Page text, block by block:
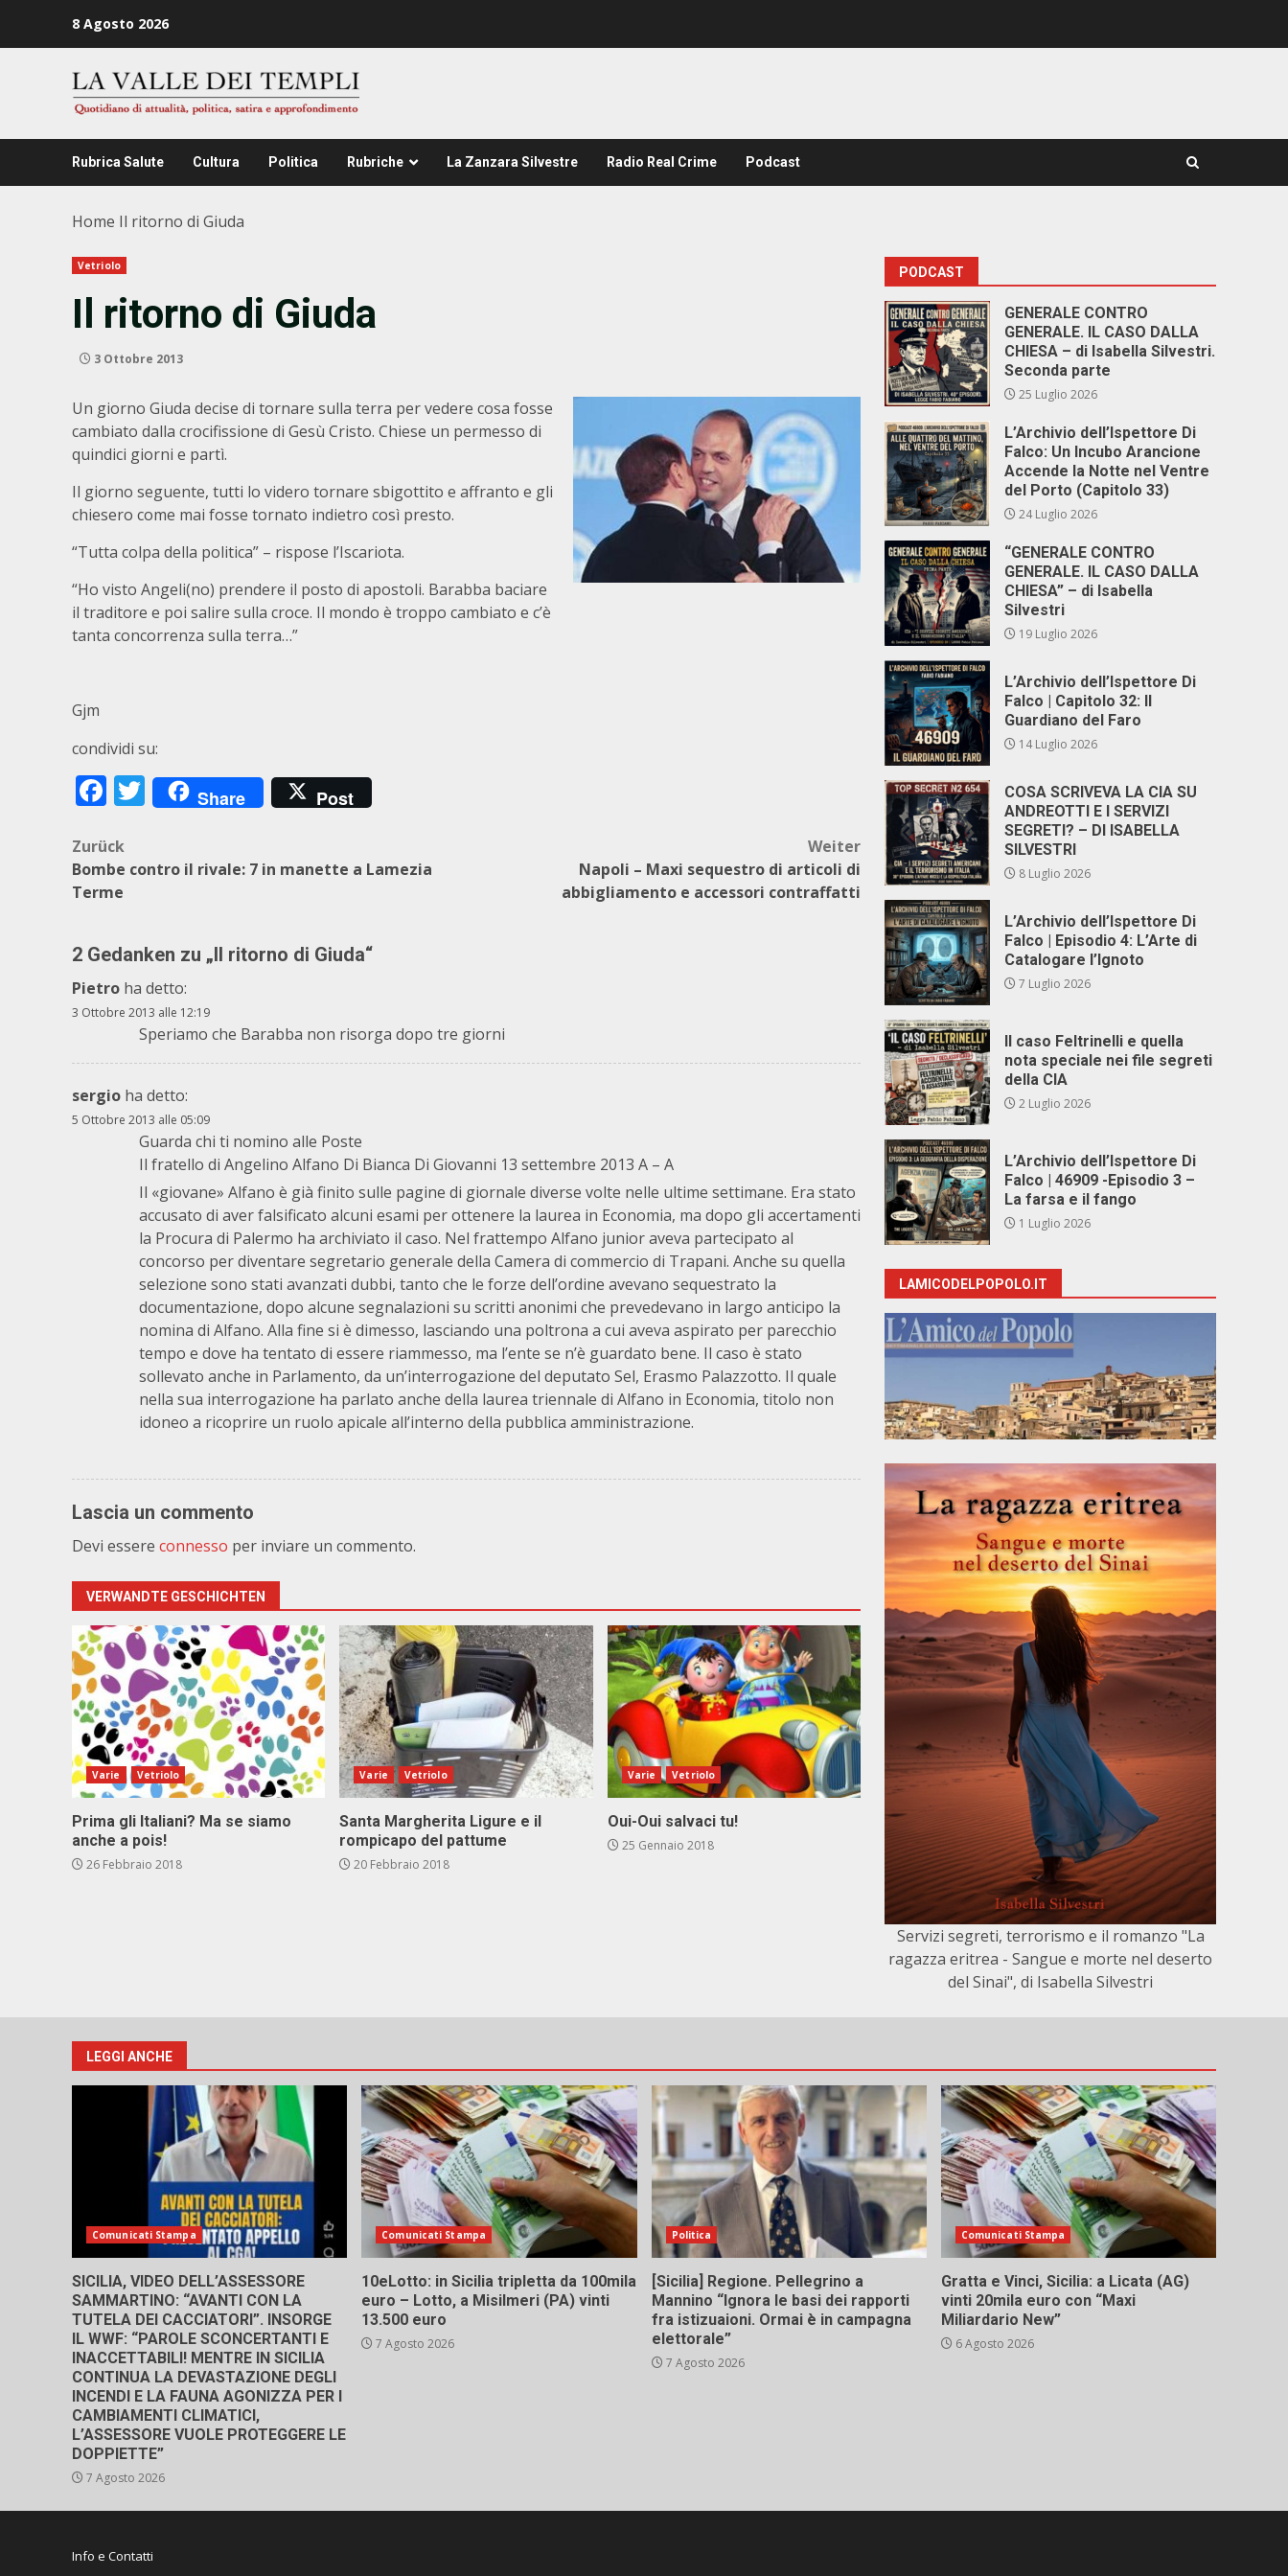
8 Agosto 2026
Rubrica Salute Cultura Politica Rubriche La Zanzara Silvestre Radio Real Crime Podcast
Home Il ritorno di Giuda
Vetriolo
Il ritorno di Giuda
3 Ottobre 2013
Un giorno Giuda decise di tornare sulla terra per vedere cosa fosse
cambiato dalla crocifissione di Gesù Cristo. Chiese un permesso di
quindici giorni e partì.
Il giorno seguente, tutti lo videro tornare sbigottito e affranto e gli
chiesero come mai fosse tornato indietro così presto.
“Tutta colpa della politica” – rispose l’Iscariota.
“Ho visto Angeli(no) prendere il posto di apostoli. Barabba baciare
il traditore e poi salire sulla croce. Il mondo è troppo cambiato e c’è
tanta concorrenza sulla terra…”
Gjm
condividi su:
Facebook
Twitter
Share Post
Beitragsnavigation
Zurück
Bombe contro il rivale: 7 in manette a Lamezia
Terme
Weiter
Napoli – Maxi sequestro di articoli di
abbigliamento e accessori contraffatti
2 Gedanken zu „Il ritorno di Giuda“
Pietro ha detto:
3 Ottobre 2013 alle 12:19
Speriamo che Barabba non risorga dopo tre giorni
sergio ha detto:
5 Ottobre 2013 alle 05:09
Guarda chi ti nomino alle Poste
Il fratello di Angelino Alfano Di Bianca Di Giovanni 13 settembre 2013 A – A
Il «giovane» Alfano è già finito sulle pagine di giornale diverse volte nelle ultime settimane. Era stato
accusato di aver falsificato alcuni esami per ottenere la laurea in Economia, ma dopo gli accertamenti
la Procura di Palermo ha archiviato il caso. Nel frattempo Alfano junior aveva partecipato al
concorso per diventare segretario generale della Camera di commercio di Trapani. Anche su quella
selezione sono stati avanzati dubbi, tanto che le forze dell’ordine avevano sequestrato la
documentazione, dopo alcune segnalazioni su scritti anonimi che prevedevano in largo anticipo la
nomina di Alfano. Alla fine si è dimesso, lasciando una poltrona a cui aveva aspirato per parecchio
tempo e dove ha tentato di essere riammesso, ma l’ente se n’è guardato bene. Il caso è stato
sollevato anche in Parlamento, da un’interrogazione del deputato Sel, Erasmo Palazzotto. Il quale
nella sua interrogazione ha parlato anche della laurea triennale di Alfano in Economia, titolo non
idoneo a ricoprire un ruolo apicale all’interno della pubblica amministrazione.
Lascia un commento
Devi essere connesso per inviare un commento.
VERWANDTE GESCHICHTEN
Varie Vetriolo
Prima gli Italiani? Ma se siamo
anche a pois!
26 Febbraio 2018
Varie Vetriolo
Santa Margherita Ligure e il
rompicapo del pattume
20 Febbraio 2018
Varie Vetriolo
Oui-Oui salvaci tu!
25 Gennaio 2018
PODCAST
GENERALE CONTRO
GENERALE. IL CASO DALLA
CHIESA – di Isabella Silvestri.
Seconda parte
25 Luglio 2026
L’Archivio dell’Ispettore Di
Falco: Un Incubo Arancione
Accende la Notte nel Ventre
del Porto (Capitolo 33)
24 Luglio 2026
“GENERALE CONTRO
GENERALE. IL CASO DALLA
CHIESA” – di Isabella
Silvestri
19 Luglio 2026
L’Archivio dell’Ispettore Di
Falco | Capitolo 32: Il
Guardiano del Faro
14 Luglio 2026
COSA SCRIVEVA LA CIA SU
ANDREOTTI E I SERVIZI
SEGRETI? – DI ISABELLA
SILVESTRI
8 Luglio 2026
L’Archivio dell’Ispettore Di
Falco | Episodio 4: L’Arte di
Catalogare l’Ignoto
7 Luglio 2026
Il caso Feltrinelli e quella
nota speciale nei file segreti
della CIA
2 Luglio 2026
L’Archivio dell’Ispettore Di
Falco | 46909 -Episodio 3 –
La farsa e il fango
1 Luglio 2026
LAMICODELPOPOLO.IT
Servizi segreti, terrorismo e il romanzo "La
ragazza eritrea - Sangue e morte nel deserto
del Sinai", di Isabella Silvestri
LEGGI ANCHE
Comunicati Stampa
SICILIA, VIDEO DELL’ASSESSORE
SAMMARTINO: “AVANTI CON LA
TUTELA DEI CACCIATORI”. INSORGE
IL WWF: “PAROLE SCONCERTANTI E
INACCETTABILI! MENTRE IN SICILIA
CONTINUA LA DEVASTAZIONE DEGLI
INCENDI E LA FAUNA AGONIZZA PER I
CAMBIAMENTI CLIMATICI,
L’ASSESSORE VUOLE PROTEGGERE LE
DOPPIETTE”
7 Agosto 2026
Comunicati Stampa
10eLotto: in Sicilia tripletta da 100mila
euro – Lotto, a Misilmeri (PA) vinti
13.500 euro
7 Agosto 2026
Politica
[Sicilia] Regione. Pellegrino a
Mannino “Ignora le basi dei rapporti
fra istizuaioni. Ormai è in campagna
elettorale”
7 Agosto 2026
Comunicati Stampa
Gratta e Vinci, Sicilia: a Licata (AG)
vinti 20mila euro con “Maxi
Miliardario New”
6 Agosto 2026
Info e Contatti